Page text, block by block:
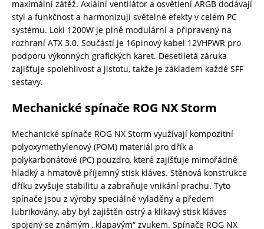
maximální zátěž. Axiální ventilátor a osvětlení ARGB dodávají
styl a funkčnost a harmonizují světelné efekty v celém PC
systému. Loki 1200W je plně modulární a připravený na
rozhraní ATX 3.0. Součástí je 16pinový kabel 12VHPWR pro
podporu výkonných grafických karet. Desetiletá záruka
zajišťuje spolehlivost a jistotu, takže je základem každé SFF
sestavy.
Mechanické spínače ROG NX Storm
Mechanické spínače ROG NX Storm využívají kompozitní
polyoxymethylenový (POM) materiál pro dřík a
polykarbonátové (PC) pouzdro, které zajišťuje mimořádně
hladký a hmatově příjemný stisk kláves. Stěnová konstrukce
dříku zvyšuje stabilitu a zabraňuje vnikání prachu. Tyto
spínače jsou z výroby speciálně vyladěny a předem
lubrikovány, aby byl zajištěn ostrý a klikavý stisk kláves
spojený se známým „klapavým“ zvukem. Spínače ROG NX